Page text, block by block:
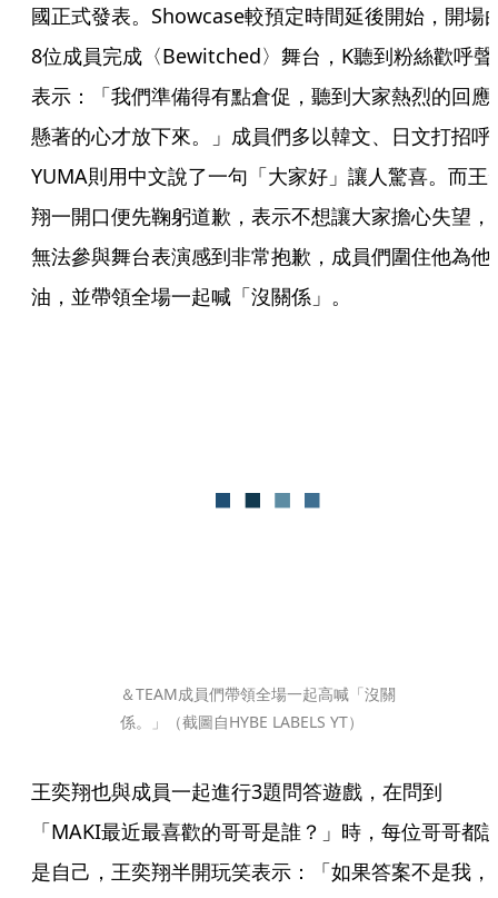
國正式發表。Showcase較預定時間延後開始，開場
8位成員完成〈Bewitched〉舞台，K聽到粉絲歡呼聲
表示：「我們準備得有點倉促，聽到大家熱烈的回應
懸著的心才放下來。」成員們多以韓文、日文打招呼
YUMA則用中文說了一句「大家好」讓人驚喜。而王
翔一開口便先鞠躬道歉，表示不想讓大家擔心失望，
無法參與舞台表演感到非常抱歉，成員們圍住他為他
油，並帶領全場一起喊「沒關係」。
＆TEAM成員們帶領全場一起高喊「沒關
係。」（截圖自HYBE LABELS YT）
王奕翔也與成員一起進行3題問答遊戲，在問到
「MAKI最近最喜歡的哥哥是誰？」時，每位哥哥都
是自己，王奕翔半開玩笑表示：「如果答案不是我，